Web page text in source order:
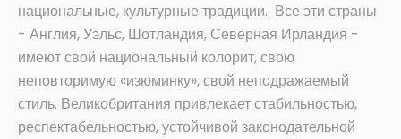
национальные, культурные традиции. Все эти страны
- Англия, Уэльс, Шотландия, Северная Ирландия -
имеют свой национальный колорит, свою
неповторимую «изюминку», свой неподражаемый
стиль. Великобритания привлекает стабильностью,
респектабельностью, устойчивой законодательной